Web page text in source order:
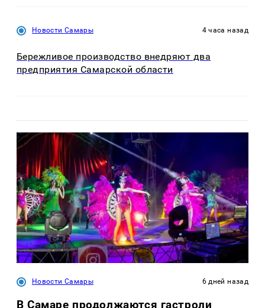
Новости Самары 4 часа назад
Бережливое производство внедряют два
предприятия Самарской области
Новости Самары 6 дней назад
В Самаре продолжаются гастроли